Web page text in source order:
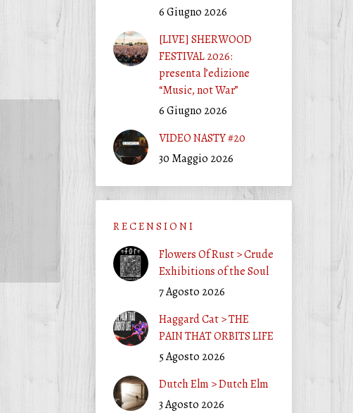
6 Giugno 2026
[LIVE] SHERWOOD
FESTIVAL 2026:
presenta l’edizione
“Music, not War”
6 Giugno 2026
VIDEO NASTY #20
30 Maggio 2026
R E C E N S I O N I
Flowers Of Rust > Crude
Exhibitions of the Soul
7 Agosto 2026
Haggard Cat > THE
PAIN THAT ORBITS LIFE
5 Agosto 2026
Dutch Elm > Dutch Elm
3 Agosto 2026